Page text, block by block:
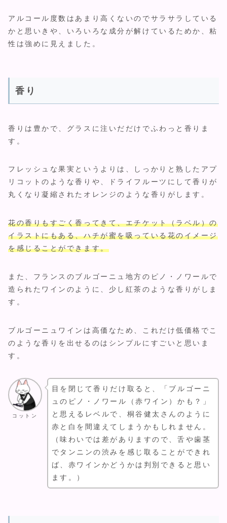
アルコール度数はあまり高くないのでサラサラしている
かと思いきや、いろいろな成分が解けているためか、粘
性は強めに見えました。
香り
香りは豊かで、グラスに注いだだけでふわっと香りま
す。
フレッシュな果実というよりは、しっかりと熟したアプ
リコットのような香りや、ドライフルーツにして香りが
丸くなり凝縮されたオレンジのような香りがします。
花の香りもすごく香ってきて、エチケット（ラベル）の
イラストにもある、ハチが蜜を吸っている花のイメージ
を感じることができます。
また、フランスのブルゴーニュ地方のピノ・ノワールで
造られたワインのように、少し紅茶のような香りがしま
す。
ブルゴーニュワインは高価なため、これだけ低価格でこ
のような香りを出せるのはシンプルにすごいと思いま
す。
コットン
目を閉じて香りだけ取ると、「ブルゴーニ
ュのピノ・ノワール（赤ワイン）かも？」
と思えるレベルで、桐谷健太さんのように
赤と白を間違えてしまうかもしれません。
（味わいでは差がありますので、舌や歯茎
でタンニンの渋みを感じ取ることができれ
ば、赤ワインかどうかは判別できると思い
ます。）